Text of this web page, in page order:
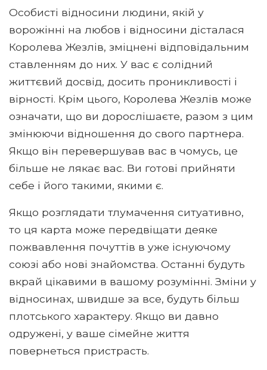
Особисті відносини людини, якій у
ворожінні на любов і відносини дісталася
Королева Жезлів, зміцнені відповідальним
ставленням до них. У вас є солідний
життєвий досвід, досить проникливості і
вірності. Крім цього, Королева Жезлів може
означати, що ви дорослішаєте, разом з цим
змінюючи відношення до свого партнера.
Якщо він перевершував вас в чомусь, це
більше не лякає вас. Ви готові прийняти
себе і його такими, якими є.
Якщо розглядати тлумачення ситуативно,
то ця карта може передвіщати деяке
пожвавлення почуттів в уже існуючому
союзі або нові знайомства. Останні будуть
вкрай цікавими в вашому розумінні. Зміни у
відносинах, швидше за все, будуть більш
плотського характеру. Якщо ви давно
одружені, у ваше сімейне життя
повернеться пристрасть.